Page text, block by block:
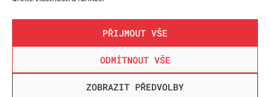
PŘIJMOUT VŠE
ODMÍTNOUT VŠE
ZOBRAZIT PŘEDVOLBY
© ZUŠ Nový Bor - vytvořila společnost
TrollComputers s.r.o.| webdesign LUCZI DESIGNE